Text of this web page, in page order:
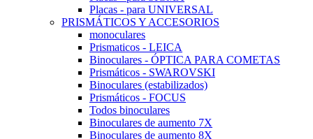
Placas - para UNIVERSAL
PRISMÁTICOS Y ACCESORIOS
monoculares
Prismaticos - LEICA
Binoculares - ÓPTICA PARA COMETAS
Prismáticos - SWAROVSKI
Binoculares (estabilizados)
Prismáticos - FOCUS
Todos binoculares
Binoculares de aumento 7X
Binoculares de aumento 8X